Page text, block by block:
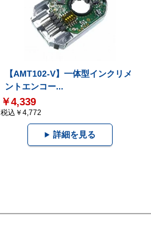
【AMT102-V】一体型インクリメ
ントエンコー...
￥4,339
税込￥4,772
詳細を見る